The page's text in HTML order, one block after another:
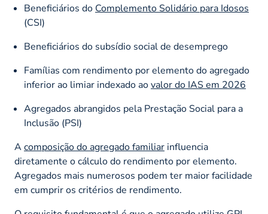
Beneficiários do Complemento Solidário para Idosos
(CSI)
Beneficiários do subsídio social de desemprego
Famílias com rendimento por elemento do agregado
inferior ao limiar indexado aovalor do IAS em 2026
Agregados abrangidos pela Prestação Social para a
Inclusão (PSI)
Acomposição do agregado familiar influencia
diretamente o cálculo do rendimento por elemento.
Agregados mais numerosos podem ter maior facilidade
em cumprir os critérios de rendimento.